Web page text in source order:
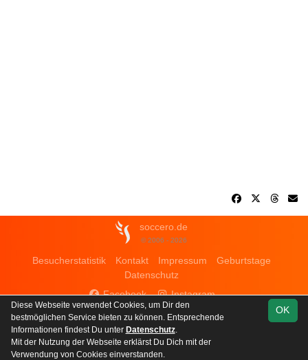
Team
soccero.de
© 2006 - 2026
Besucherstatistik Kontakt Impressum
Geburtstage
Datenschutz
Facebook
Instagram
OK
Diese Webseite verwendet Cookies, um Dir den
bestmöglichen Service bieten zu können. Entsprechende
Informationen findest Du unter Datenschutz.
Mit der Nutzung der Webseite erklärst Du Dich mit der
Verwendung von Cookies einverstanden.